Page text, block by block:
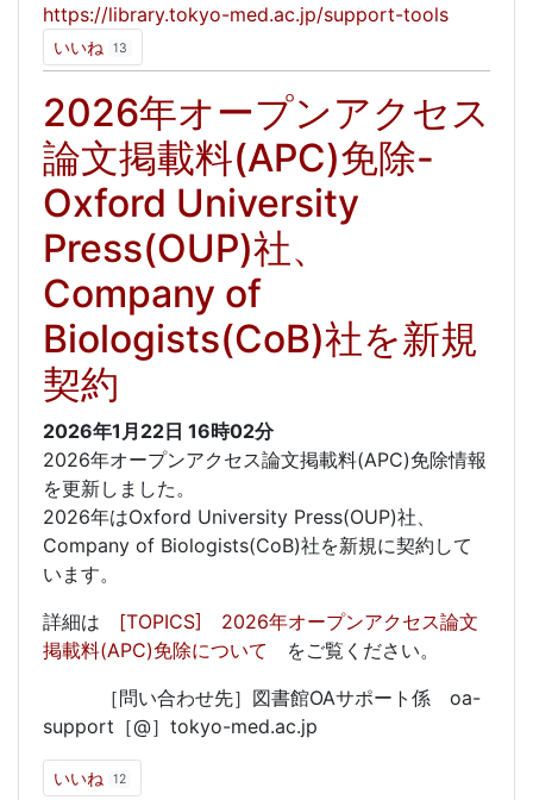
https://library.tokyo-med.ac.jp/support-tools
いいね 13
2026年オープンアクセス
論文掲載料(APC)免除-
Oxford University
Press(OUP)社、
Company of
Biologists(CoB)社を新規
契約
2026年1月22日 16時02分
2026年オープンアクセス論文掲載料(APC)免除情報
を更新しました。
2026年はOxford University Press(OUP)社、
Company of Biologists(CoB)社を新規に契約して
います。
詳細は [TOPICS] 2026年オープンアクセス論文
掲載料(APC)免除について をご覧ください。
［問い合わせ先］図書館OAサポート係 oa-
support［@］tokyo-med.ac.jp
いいね 12